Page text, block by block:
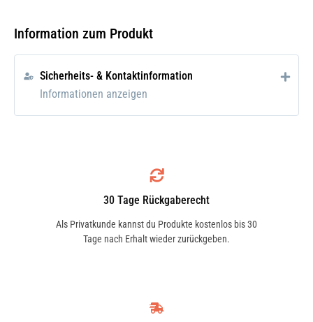
Hohe Zerspanungsleistung
Widerstandsfähiger Faserstoffträger
In praktischer wiederverschließbaren
Blechdose
Sie ist kompatibel mit allen
Fächerschleifscheiben
Information zum Produkt
Sicherheits- & Kontaktinformation
Informationen anzeigen
30 Tage Rückgaberecht
Als Privatkunde kannst du Produkte kostenlos bis 30
Tage nach Erhalt wieder zurückgeben.